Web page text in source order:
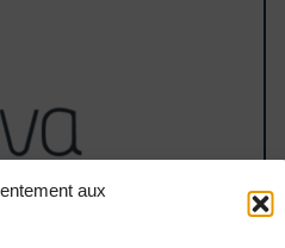
aux